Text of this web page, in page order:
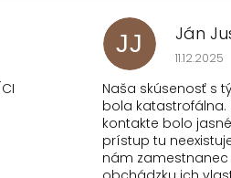
je 1 z 5 hviezdičiek.
JJ Ján
11.12.2025
Naša skúsenosť s
bola katastrofálna.
kontakte bolo
prístup tu
nám